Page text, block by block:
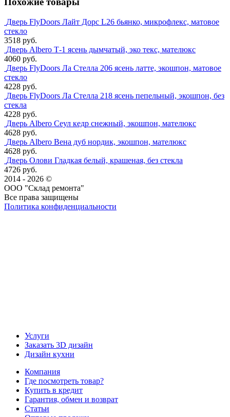
Дверь FlyDoors Лайт Дорс L26 бьянко, микрофлекс, матовое
стекло
3518 руб.
Дверь Albero Т-1 ясень дымчатый, эко текс, мателюкс
4060 руб.
Дверь FlyDoors Ла Стелла 206 ясень латте, экошпон, матовое
стекло
4228 руб.
Дверь FlyDoors Ла Стелла 218 ясень пепельный, экошпон, без
стекла
4228 руб.
Дверь Albero Сеул кедр снежный, экошпон, мателюкс
4628 руб.
Дверь Albero Вена дуб нордик, экошпон, мателюкс
4628 руб.
Дверь Олови Гладкая белый, крашеная, без стекла
4726 руб.
2014 - 2026 ©
ООО "Склад ремонта"
Все права защищены
Политика конфиденциальности
Услуги
Заказать 3D дизайн
Дизайн кухни
Компания
Где посмотреть товар?
Купить в кредит
Гарантия, обмен и возврат
Статьи